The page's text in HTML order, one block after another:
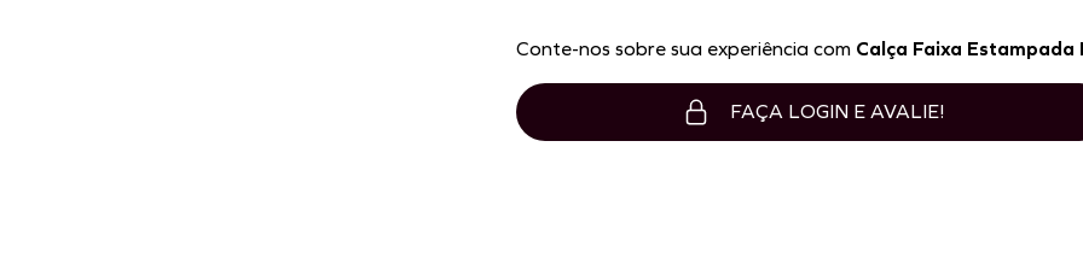
Conte-nos sobre sua experiência com Calça Faixa Estampada
FAÇA LOGIN E AVALIE!